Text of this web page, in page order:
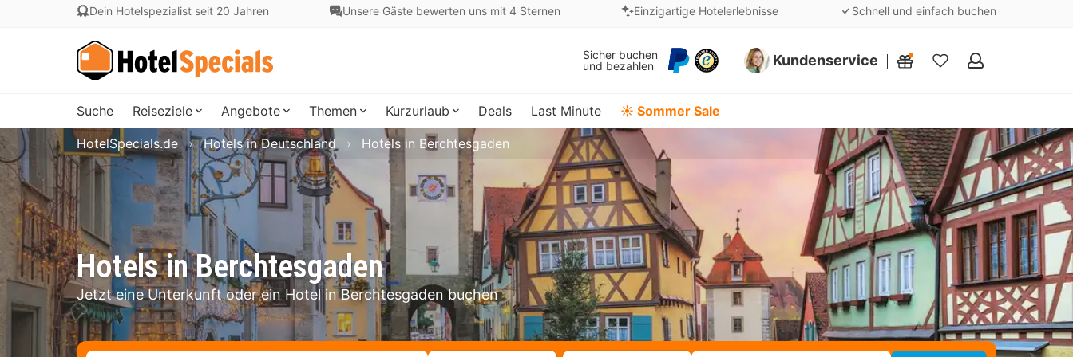
Dein Hotelspezialist seit 20 Jahren Unsere Gäste bewerten uns mit 4 Sternen Einzigartige Hotelerlebnisse Schnell und einfach buchen
Sicher buchen
und bezahlen
Kundenservice
Meine
Suche Reiseziele Angebote Themen Kurzurlaub Deals Last Minute ☀️ Sommer Sale
Hotels in Berchtesgaden
Jetzt eine Unterkunft oder ein Hotel in Berchtesgaden buchen
HotelSpecials.de Hotels in Deutschland Hotels in Berchtesgaden